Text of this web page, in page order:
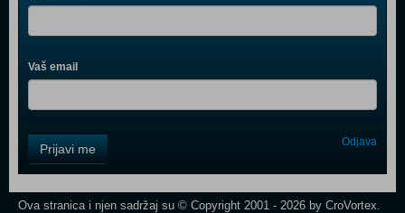
Vaš email
Field
One
Prijavi me Odjava
Ova stranica i njen sadržaj su © Copyright 2001 - 2026 by CroVortex.